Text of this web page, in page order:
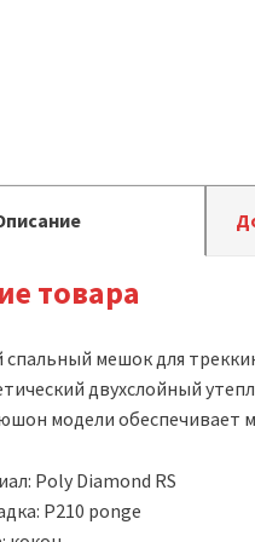
товара
мешок для
двухслойный
модели обеспечивает
Poly Diamond RS
P210 ponge